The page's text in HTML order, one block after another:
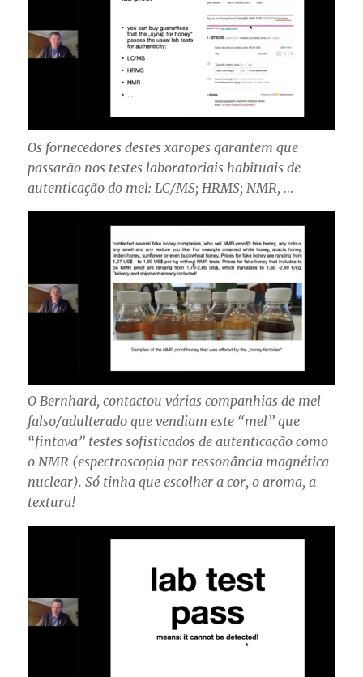
Os fornecedores destes xaropes garantem que
passarão nos testes laboratoriais habituais de
autenticação do mel: LC/MS; HRMS; NMR, …
O Bernhard, contactou várias companhias de mel
falso/adulterado que vendiam este “mel” que
“fintava” testes sofisticados de autenticação como
o NMR (espectroscopia por ressonância magnética
nuclear). Só tinha que escolher a cor, o aroma, a
textura!